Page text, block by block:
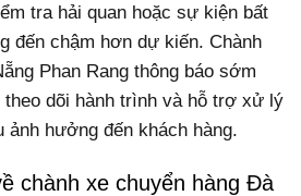
tra hải quan hoặc sự kiện bất
đến chậm hơn dự kiến. Chành
Phan Rang thông báo sớm
dõi hành trình và hỗ trợ xử lý
ảnh hưởng đến khách hàng.
chành xe chuyển hàng Đà